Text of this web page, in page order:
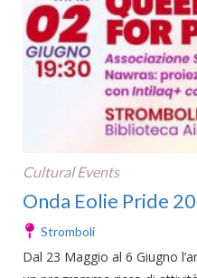
Cultural Events
Onda Eolie Pride
Stromboli
Dal 23 Maggio al 6 Giugno